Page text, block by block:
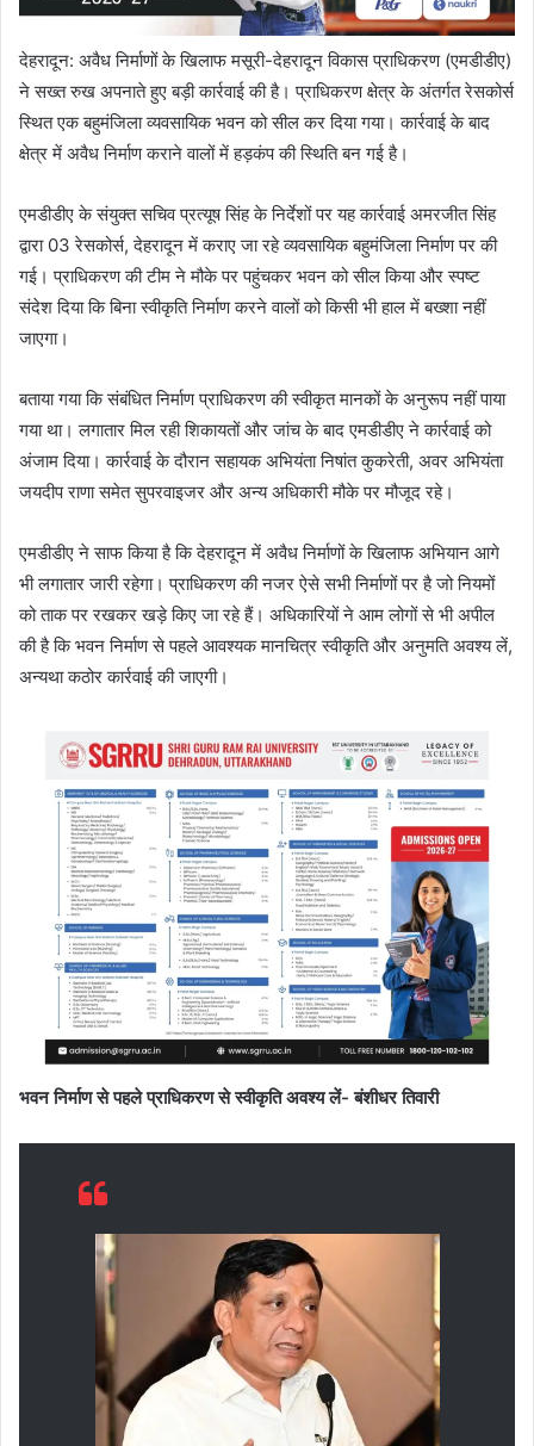
देहरादून: अवैध निर्माणों के खिलाफ मसूरी-देहरादून विकास प्राधिकरण (एमडीडीए)
ने सख्त रुख अपनाते हुए बड़ी कार्रवाई की है। प्राधिकरण क्षेत्र के अंतर्गत रेसकोर्स
स्थित एक बहुमंजिला व्यवसायिक भवन को सील कर दिया गया। कार्रवाई के बाद
क्षेत्र में अवैध निर्माण कराने वालों में हड़कंप की स्थिति बन गई है।
एमडीडीए के संयुक्त सचिव प्रत्यूष सिंह के निर्देशों पर यह कार्रवाई अमरजीत सिंह
द्वारा 03 रेसकोर्स, देहरादून में कराए जा रहे व्यवसायिक बहुमंजिला निर्माण पर की
गई। प्राधिकरण की टीम ने मौके पर पहुंचकर भवन को सील किया और स्पष्ट
संदेश दिया कि बिना स्वीकृति निर्माण करने वालों को किसी भी हाल में बख्शा नहीं
जाएगा।
बताया गया कि संबंधित निर्माण प्राधिकरण की स्वीकृत मानकों के अनुरूप नहीं पाया
गया था। लगातार मिल रही शिकायतों और जांच के बाद एमडीडीए ने कार्रवाई को
अंजाम दिया। कार्रवाई के दौरान सहायक अभियंता निषांत कुकरेती, अवर अभियंता
जयदीप राणा समेत सुपरवाइजर और अन्य अधिकारी मौके पर मौजूद रहे।
एमडीडीए ने साफ किया है कि देहरादून में अवैध निर्माणों के खिलाफ अभियान आगे
भी लगातार जारी रहेगा। प्राधिकरण की नजर ऐसे सभी निर्माणों पर है जो नियमों
को ताक पर रखकर खड़े किए जा रहे हैं। अधिकारियों ने आम लोगों से भी अपील
की है कि भवन निर्माण से पहले आवश्यक मानचित्र स्वीकृति और अनुमति अवश्य लें,
अन्यथा कठोर कार्रवाई की जाएगी।
भवन निर्माण से पहले प्राधिकरण से स्वीकृति अवश्य लें- बंशीधर तिवारी